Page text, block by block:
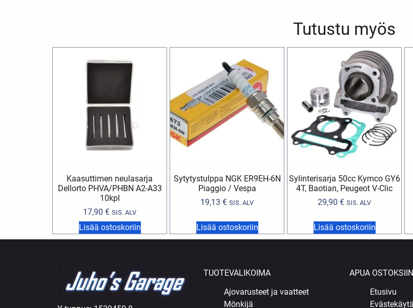
Tutustu myös
Kaasuttimen neulasarja
Dellorto PHVA/PHBN A2-A33
10kpl
17,90 € SIS. ALV
Lisää ostoskoriin
Sytytystulppa NGK ER9EH-6N
Piaggio / Vespa
19,13 € SIS. ALV
Lisää ostoskoriin
Sylinterisarja 50cc Kymco GY6
4T, Baotian, Peugeot V-Clic
29,90 € SIS. ALV
Lisää ostoskoriin
TUOTEVALIKOIMA
Ajovarusteet ja vaatteet
Mönkijä
APUA OSTOKSIIN
Etusivu